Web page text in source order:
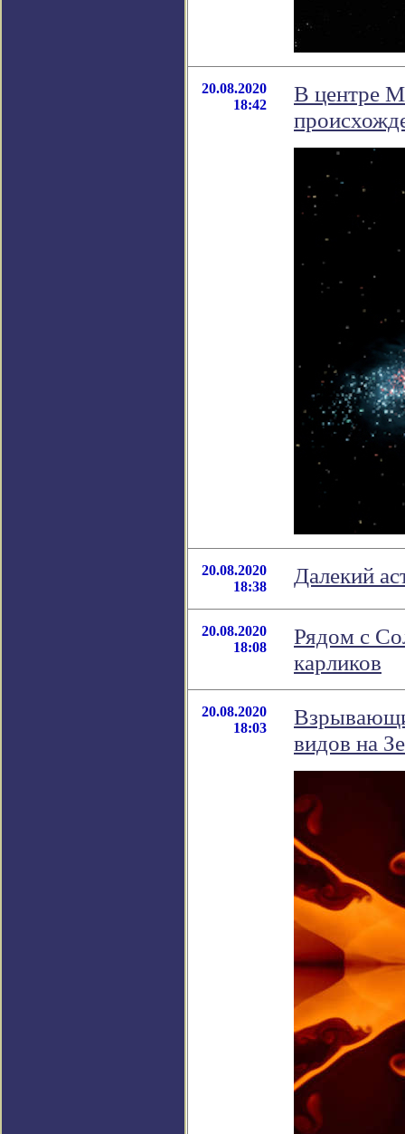
20.08.2020
18:42
В центре
20.08.2020
18:38
Далекий
20.08.2020
18:08
Рядом с
карликов
20.08.2020
18:03
видов на